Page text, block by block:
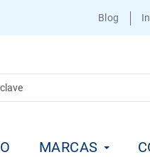
Blog
MARCAS